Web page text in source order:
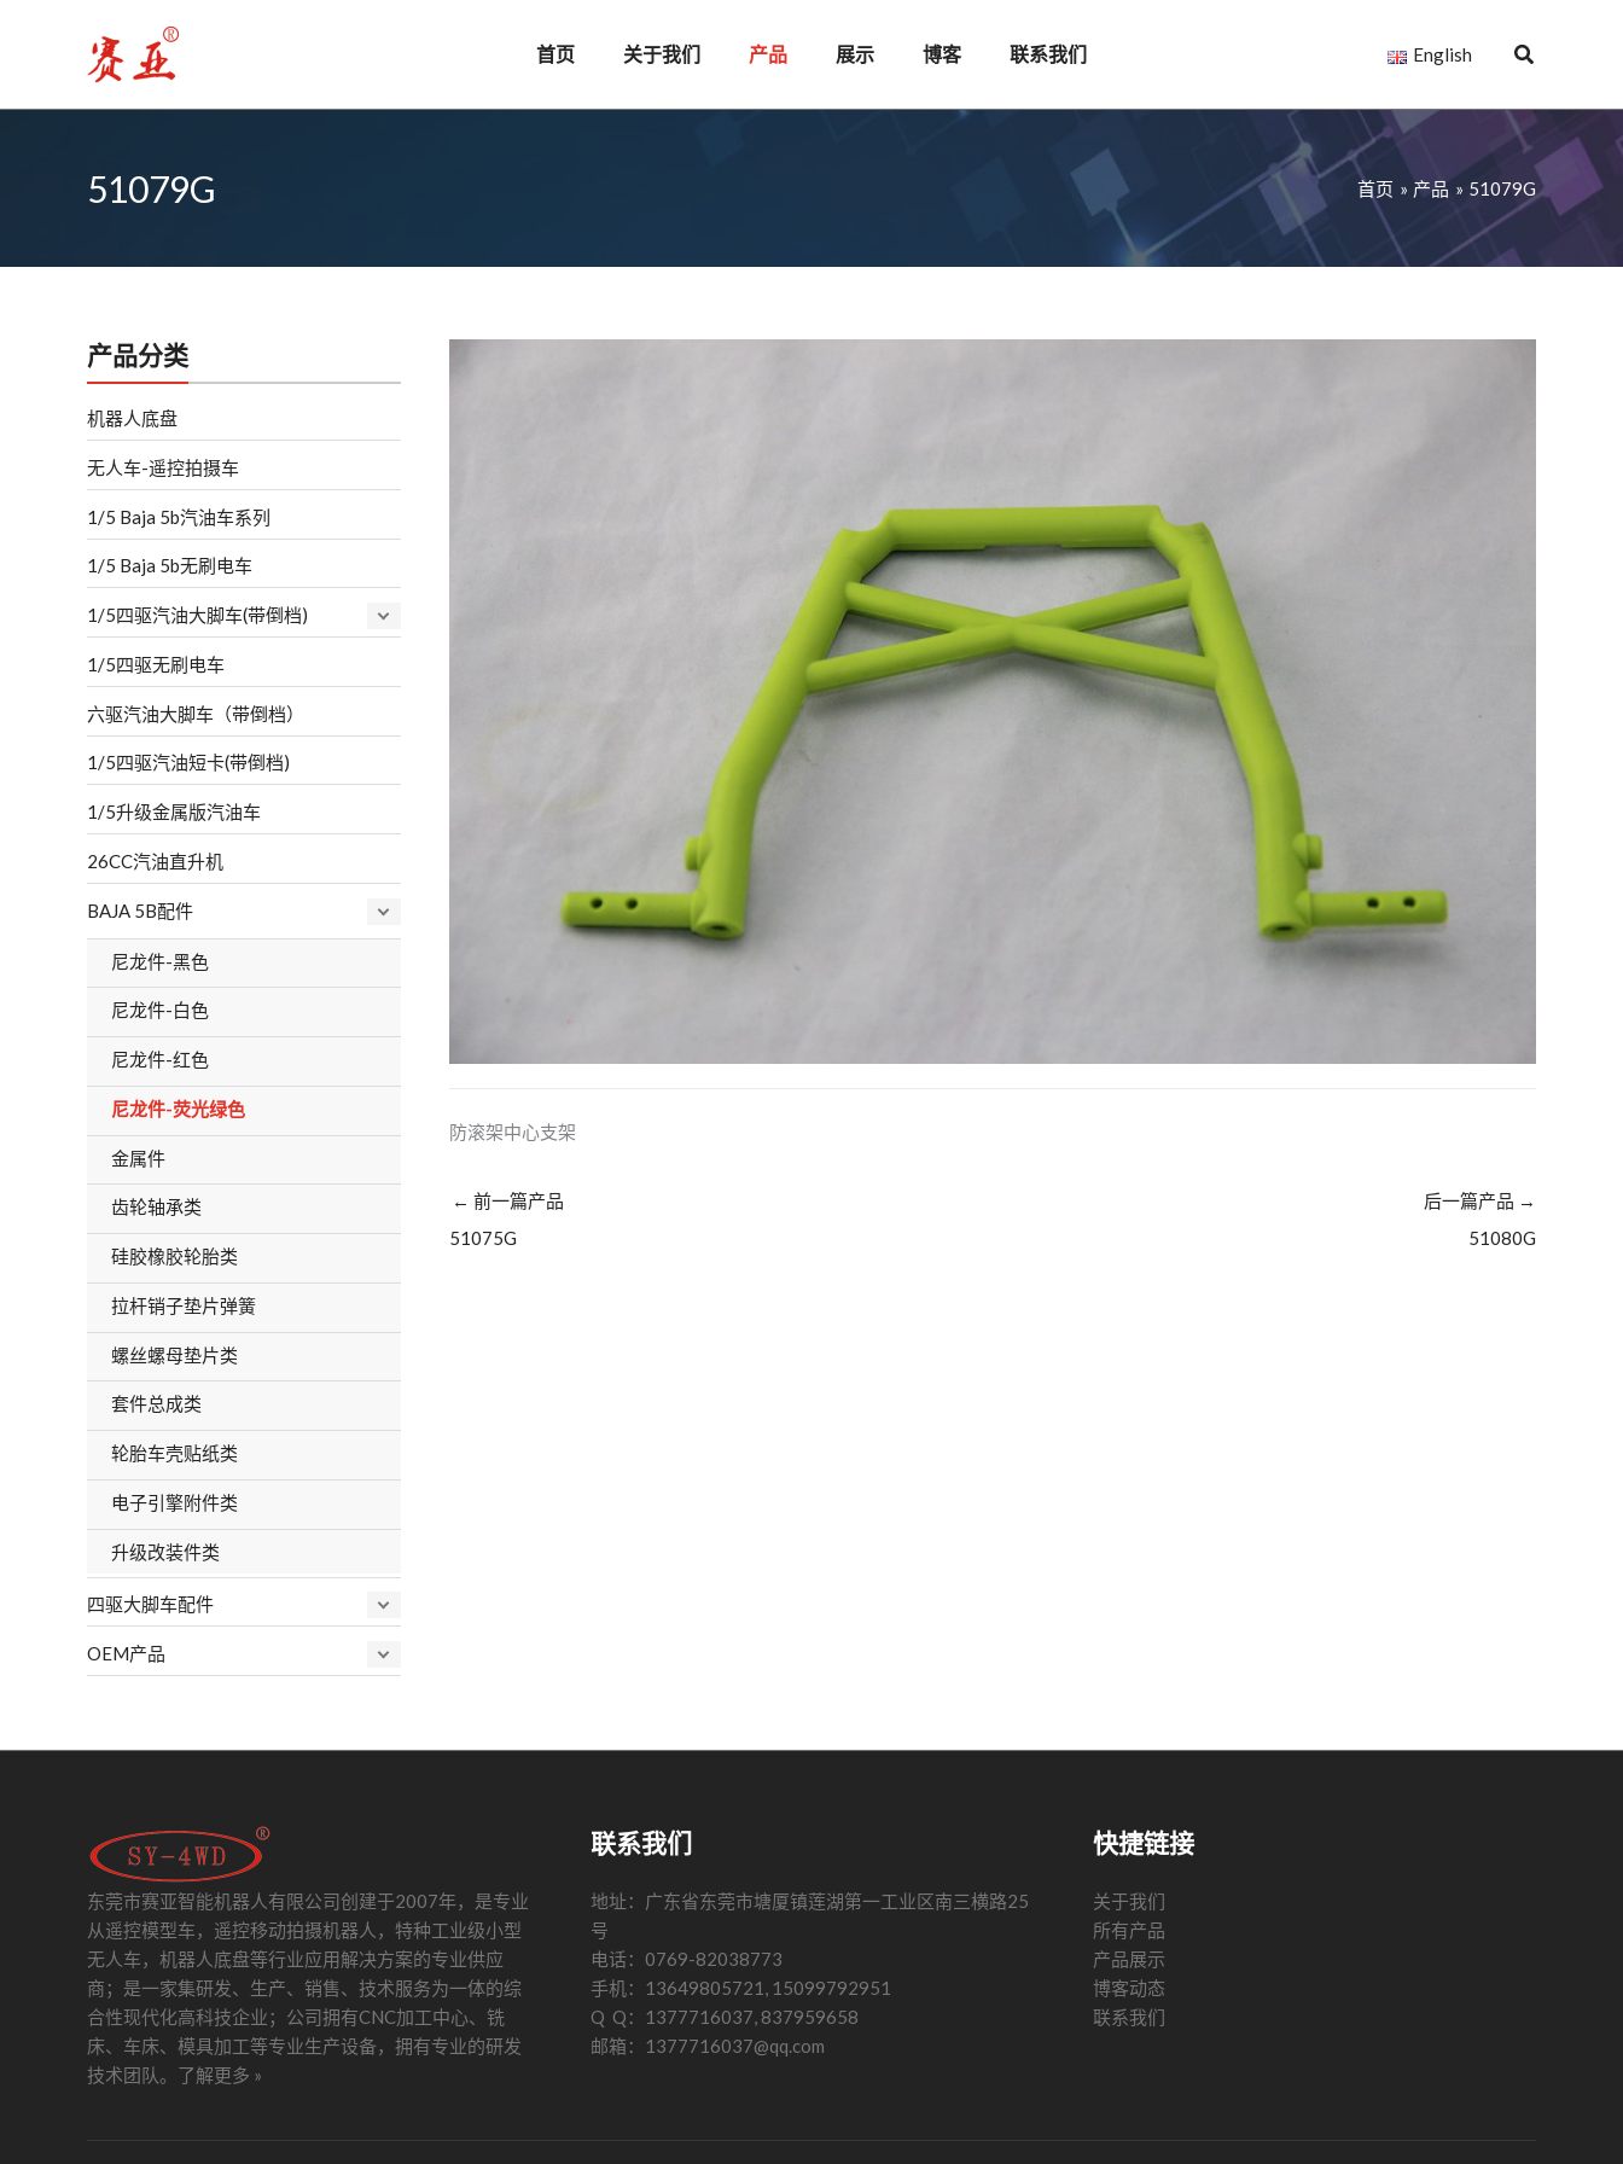
首页 关于我们 产品 展示 博客 联系我们 English
51079G 首页 产品 51079G
产品分类
机器人底盘
无人车-遥控拍摄车
1/5 Baja 5b汽油车系列
1/5 Baja 5b无刷电车
1/5四驱汽油大脚车(带倒档)
1/5四驱无刷电车
六驱汽油大脚车（带倒档）
1/5四驱汽油短卡(带倒档)
1/5升级金属版汽油车
26CC汽油直升机
BAJA 5B配件
尼龙件-黑色
尼龙件-白色
尼龙件-红色
尼龙件-荧光绿色
金属件
齿轮轴承类
硅胶橡胶轮胎类
拉杆销子垫片弹簧
螺丝螺母垫片类
套件总成类
轮胎车壳贴纸类
电子引擎附件类
升级改装件类
四驱大脚车配件
OEM产品
防滚架中心支架
← 前一篇产品
51075G
后一篇产品 →
51080G
东莞市赛亚智能机器人有限公司创建于2007年，是专业
从遥控模型车，遥控移动拍摄机器人，特种工业级小型
无人车，机器人底盘等行业应用解决方案的专业供应
商；是一家集研发、生产、销售、技术服务为一体的综
合性现代化高科技企业；公司拥有CNC加工中心、铣
床、车床、模具加工等专业生产设备，拥有专业的研发
技术团队。 了解更多 »
联系我们
地址：广东省东莞市塘厦镇莲湖第一工业区南三横路25
号
电话：0769-82038773
手机：13649805721, 15099792951
Q Q：1377716037, 837959658
邮箱：1377716037@qq.com
快捷链接
关于我们
所有产品
产品展示
博客动态
联系我们